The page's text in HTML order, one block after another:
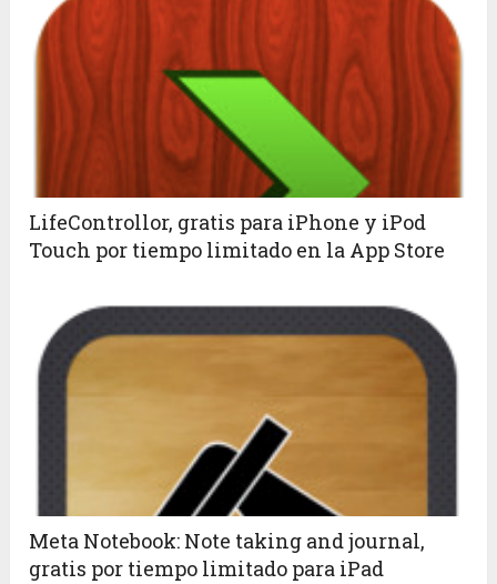
LifeControllor, gratis para iPhone y iPod
Touch por tiempo limitado en la App Store
Meta Notebook: Note taking and journal,
gratis por tiempo limitado para iPad